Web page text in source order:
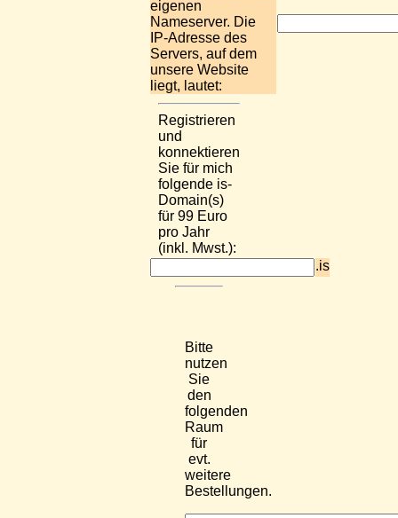
eigenen
Nameserver. Die
IP-Adresse des
Servers, auf dem
unsere Website
liegt, lautet:
Registrieren
und
konnektieren
Sie für mich
folgende is-
Domain(s)
für 99 Euro
pro Jahr
(inkl. Mwst.):
.is
Bitte
nutzen
Sie
den
folgenden
Raum
für
evt.
weitere
Bestellungen.